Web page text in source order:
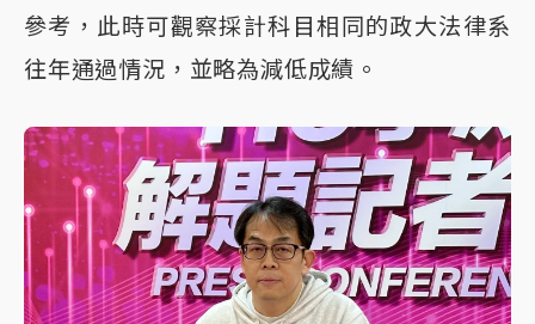
參考，此時可觀察採計科目相同的政大法律系
往年通過情況，並略為減低成績。